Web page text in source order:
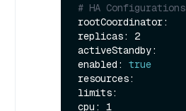
# HA Configurations
rootCoordinator:
replicas: 2
activeStandby:
enabled: true
resources:
limits:
cpu: 1